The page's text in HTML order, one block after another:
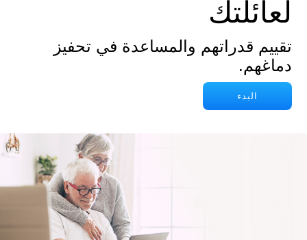
لعائلتك
تقييم قدراتهم والمساعدة في تحفيز
دماغهم.
البدء